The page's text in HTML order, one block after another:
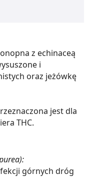
z echinaceą
i
oraz jeżówkę
jest dla
THC.
górnych dróg